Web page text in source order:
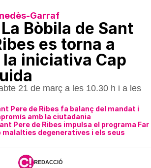
Garraf
Bòbila de Sant
es torna a
iniciativa Cap
21 de març a les 10.30 h i a les
Pere de Ribes fa balanç del mandat i
amb la ciutadania
Pere de Ribes impulsa el programa Far
malalties degeneratives i els seus
REDACCIÓ